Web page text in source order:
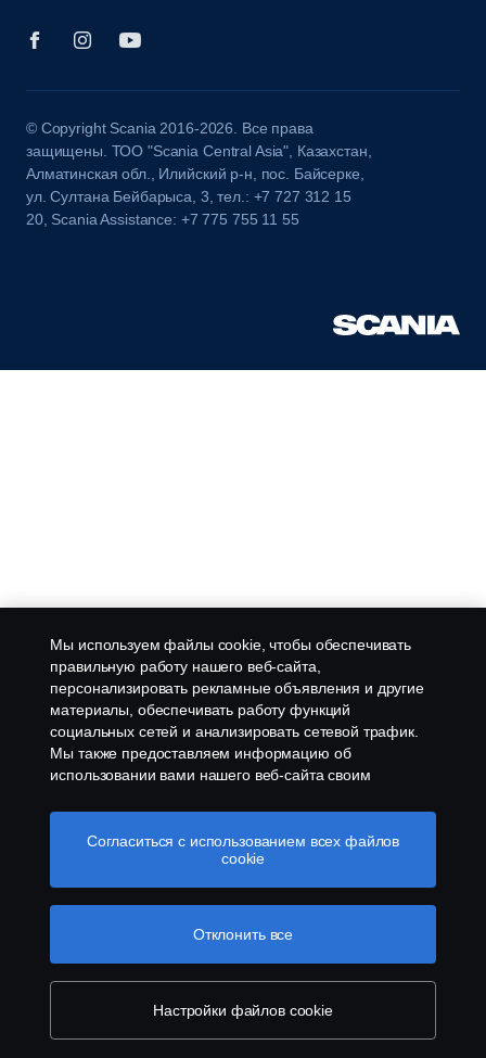
© Copyright Scania 2016-2026. Все права
защищены. ТОО "Scania Central Asia", Казахстан,
Алматинская обл., Илийский р-н, пос. Байсерке,
ул. Султана Бейбарыса, 3, тел.: +7 727 312 15
20, Scania Assistance: +7 775 755 11 55
Мы используем файлы cookie, чтобы обеспечивать
правильную работу нашего веб-сайта,
персонализировать рекламные объявления и другие
материалы, обеспечивать работу функций
социальных сетей и анализировать сетевой трафик.
Мы также предоставляем информацию об
использовании вами нашего веб-сайта своим
аналитическим системам.
Настройки файлов cookie
Отклонить все
Согласиться с использованием всех файлов
cookie